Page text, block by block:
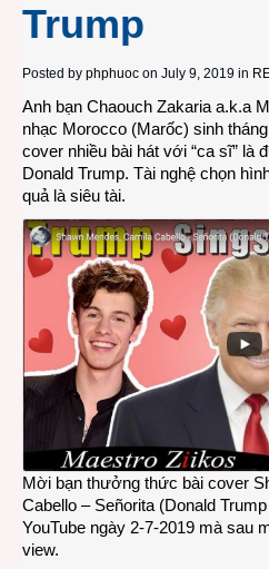
Trump
Posted by phphuoc on July 9, 2019 in
Anh bạn Chaouch Zakaria a.k.a
nhạc Morocco (Marốc) sinh
cover nhiều bài hát với “ca sĩ” là
Donald Trump. Tài nghệ chọn
quả là siêu tài.
Mời bạn thưởng thức bài cover
Cabello – Señorita (Donald
YouTube ngày 2-7-2019 mà sau
view.